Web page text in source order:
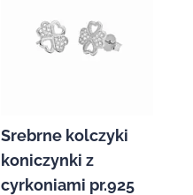
Srebrne kolczyki
koniczynki z
cyrkoniami pr.925